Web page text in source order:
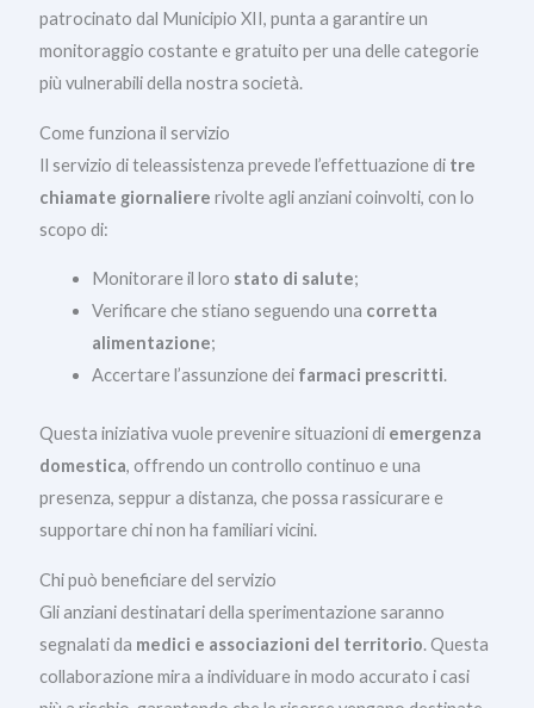
patrocinato dal Municipio XII, punta a garantire un
monitoraggio costante e gratuito per una delle categorie
più vulnerabili della nostra società.
Come funziona il servizio
Il servizio di teleassistenza prevede l’effettuazione di tre
chiamate giornaliere rivolte agli anziani coinvolti, con lo
scopo di:
Monitorare il loro stato di salute;
Verificare che stiano seguendo una corretta
alimentazione;
Accertare l’assunzione dei farmaci prescritti.
Questa iniziativa vuole prevenire situazioni di emergenza
domestica, offrendo un controllo continuo e una
presenza, seppur a distanza, che possa rassicurare e
supportare chi non ha familiari vicini.
Chi può beneficiare del servizio
Gli anziani destinatari della sperimentazione saranno
segnalati da medici e associazioni del territorio. Questa
collaborazione mira a individuare in modo accurato i casi